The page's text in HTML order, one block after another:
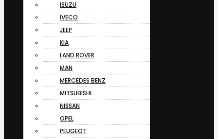
ISUZU
IVECO
JEEP
KIA
LAND ROVER
MAN
MERCEDES BENZ
MITSUBISHI
NISSAN
OPEL
PEUGEOT